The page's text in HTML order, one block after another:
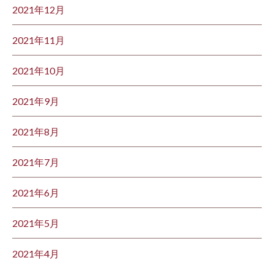
2021年12月
2021年11月
2021年10月
2021年9月
2021年8月
2021年7月
2021年6月
2021年5月
2021年4月